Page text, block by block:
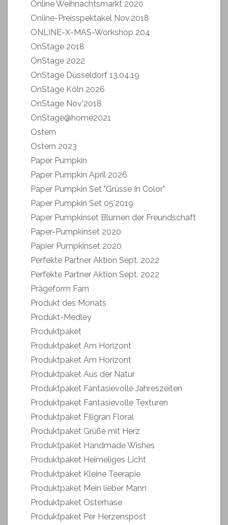
Online Weihnachtsmarkt 2020
Online-Preisspektakel Nov.2018
ONLINE-X-MAS-Workshop 204
OnStage 2018
OnStage 2022
OnStage Düsseldorf 13.04.19
OnStage Köln 2026
OnStage Nov'2018
OnStage@home2021
Ostern
Ostern 2023
Paper Pumpkin
Paper Pumpkin April 2026
Paper Pumpkin Set "Grüsse In Color"
Paper Pumpkin Set 05'2019
Paper Pumpkinset Blumen der Freundschaft
Paper-Pumpkinset 2020
Papier Pumpkinset 2020
Perfekte Partner Aktion Sept. 2022
Perfekte Partner Aktion Sept. 2022
Prägeform Farn
Produkt des Monats
Produkt-Medley
Produktpaket
Produktpaket Am Horizont
Produktpaket Am Horizont
Produktpaket Aus der Natur
Produktpaket Fantasievolle Jahreszeiten
Produktpaket Fantasievolle Texturen
Produktpaket Filigran Floral
Produktpaket Grüße mit Herz
Produktpaket Handmade Wishes
Produktpaket Heimeliges Licht
Produktpaket Kleine Teerapie
Produktpaket Mein lieber Mann
Produktpaket Osterhase
Produktpaket Per Herzenspost